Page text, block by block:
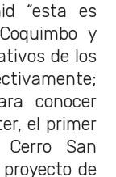
“esta es
y
de los
conocer
el primer
San
de